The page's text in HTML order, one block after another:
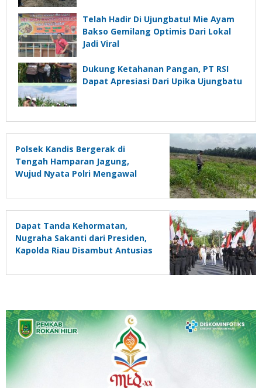
Telah Hadir Di Ujungbatu! Mie Ayam
Bakso Gemilang Optimis Dari Lokal
Jadi Viral
Dukung Ketahanan Pangan, PT RSI
Dapat Apresiasi Dari Upika Ujungbatu
Polsek Kandis Bergerak di
Tengah Hamparan Jagung,
Wujud Nyata Polri Mengawal
Dapat Tanda Kehormatan,
Nugraha Sakanti dari Presiden,
Kapolda Riau Disambut Antusias
Masyarakat